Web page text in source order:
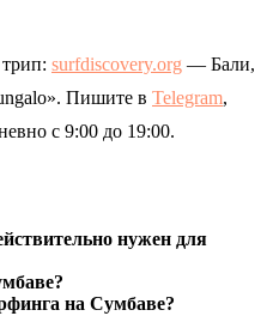
surfdiscovery.org — Бали,
Пишите в Telegram,
с 9:00 до 19:00.
нужен для
на Сумбаве?